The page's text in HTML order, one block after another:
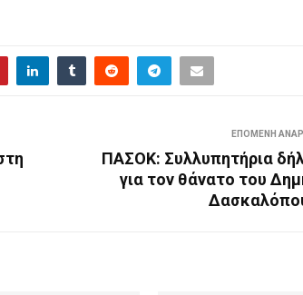
ΕΠΌΜΕΝΗ
ΠΑΣΟΚ: Συλλυπητήρια
για τον θάνατο του